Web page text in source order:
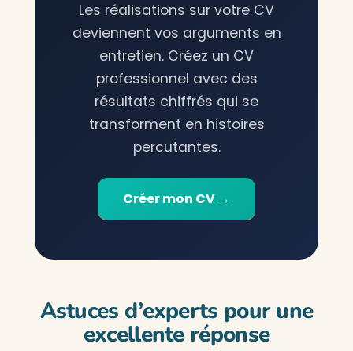
Les réalisations sur votre CV
deviennent vos arguments en
entretien. Créez un CV
professionnel avec des
résultats chiffrés qui se
transforment en histoires
percutantes.
Créer mon CV →
Astuces d’experts pour une
excellente réponse